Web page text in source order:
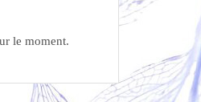
le moment.